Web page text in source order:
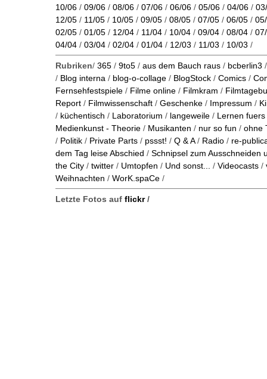
10/06 / 09/06 / 08/06 / 07/06 / 06/06 / 05/06 / 04/06 /
12/05 / 11/05 / 10/05 / 09/05 / 08/05 / 07/05 / 06/05 /
02/05 / 01/05 / 12/04 / 11/04 / 10/04 / 09/04 / 08/04 /
04/04 / 03/04 / 02/04 / 01/04 / 12/03 / 11/03 / 10/03 /
Rubriken/ 365 / 9to5 / aus dem Bauch raus / bcberlin3
/ Blog interna / blog-o-collage / BlogStock / Comics /
Fernsehfestspiele / Filme online / Filmkram /
Report / Filmwissenschaft / Geschenke / Impressum /
/ küchentisch / Laboratorium / langeweile / Lernen
Medienkunst - Theorie / Musikanten / nur so fun / ohne
/ Politik / Private Parts / pssst! / Q & A/ Radio / re-
dem Tag leise Abschied / Schnipsel zum Ausschneiden
the City / twitter / Umtopfen / Und sonst... / Videocasts /
Weihnachten / WorK.spaCe /
Letzte Fotos auf flickr/